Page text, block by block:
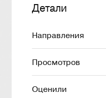
Детали
Направления
Просмотров
Оценили